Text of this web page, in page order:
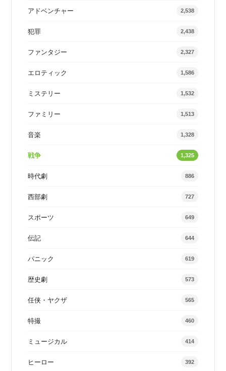
アドベンチャー 2,538
犯罪 2,438
ファンタジー 2,327
エロティック 1,586
ミステリー 1,532
ファミリー 1,513
音楽 1,328
戦争 1,325
時代劇 886
西部劇 727
スポーツ 649
伝記 644
パニック 619
歴史劇 573
任侠・ヤクザ 565
特撮 460
ミュージカル 414
ヒーロー 392